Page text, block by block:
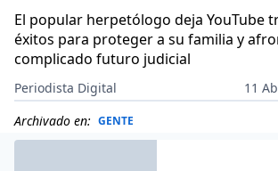
El popular herpetólogo deja YouTube
éxitos para proteger a su familia y
complicado futuro judicial
Periodista Digital
11
Archivado en: GENTE